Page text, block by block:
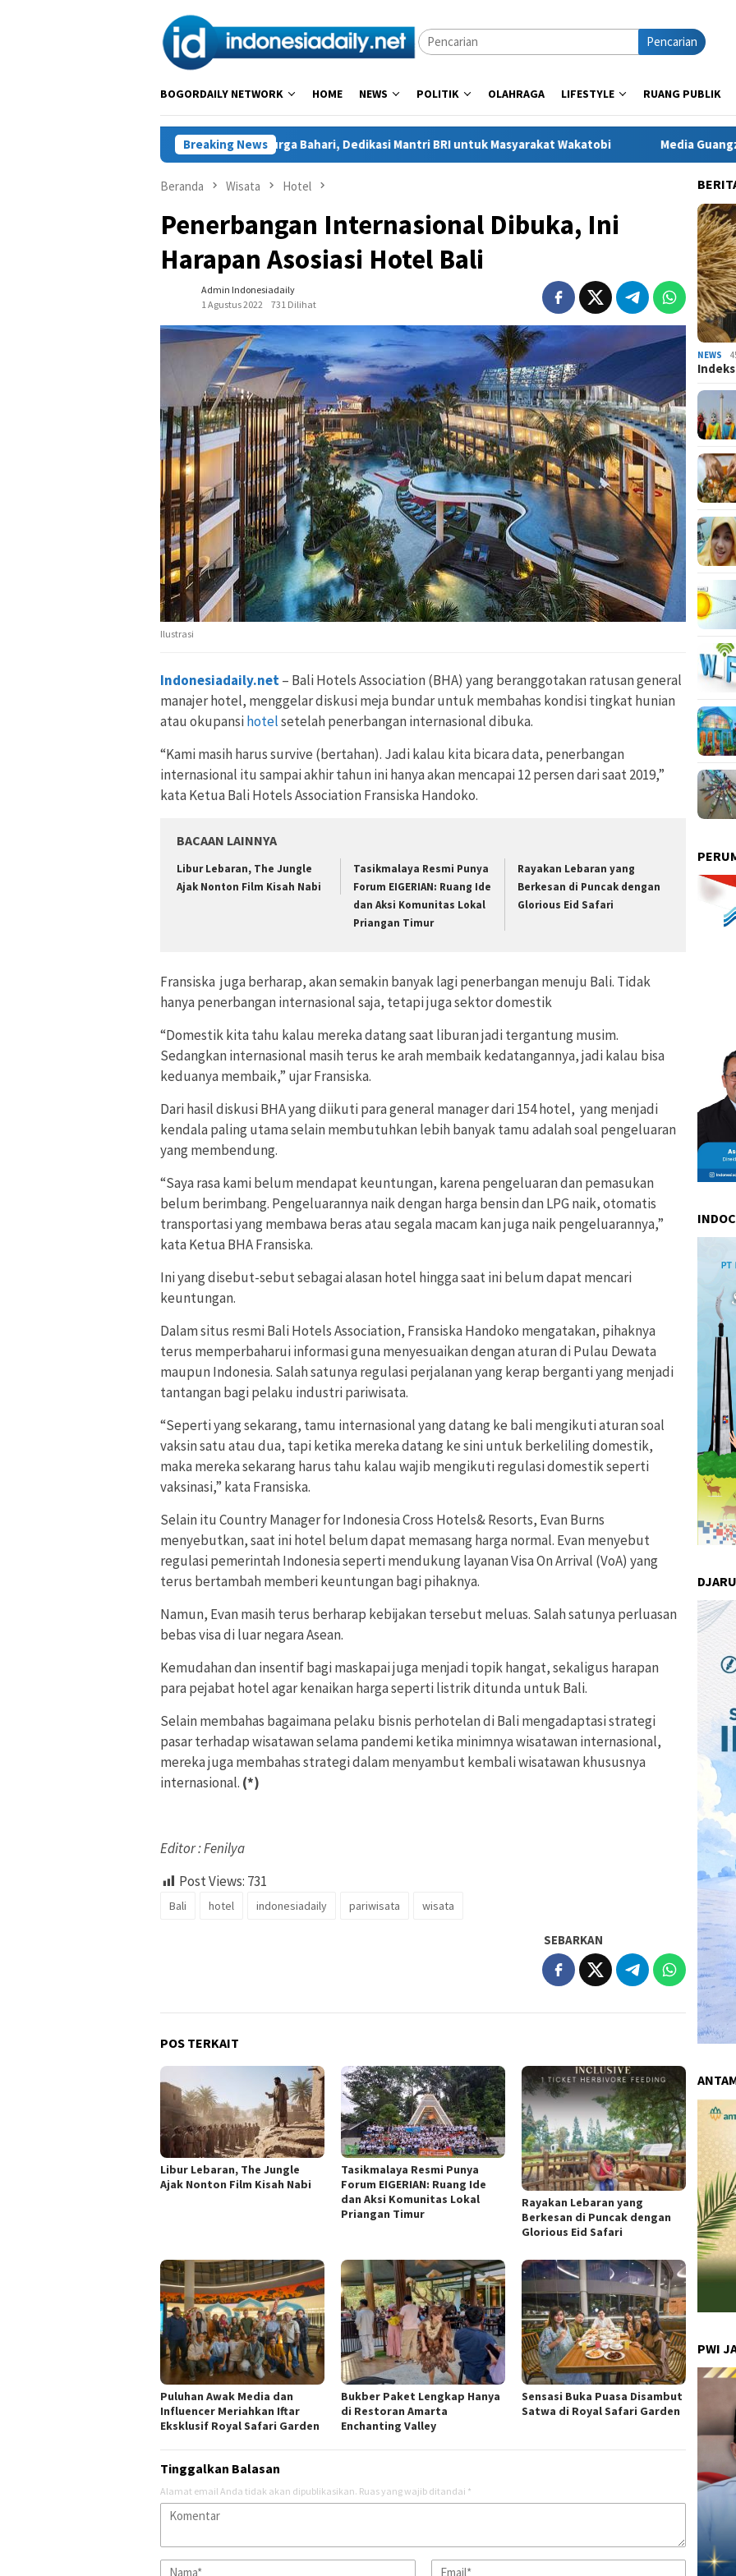
Pencarian
BOGORDAILY NETWORK HOME NEWS POLITIK OLAHRAGA LIFESTYLE RUANG PUBLIK
Breaking News
Menjaga Asa di Surga Bahari, Dedikasi Mantri BRI untuk Masyarakat Wakatobi Media Guangzhou Hadapi
Beranda Wisata Hotel
Penerbangan Internasional Dibuka, Ini
Harapan Asosiasi Hotel Bali
Admin Indonesiadaily
1 Agustus 2022
731 Dilihat
Ilustrasi
Indonesiadaily.net– Bali Hotels Association (BHA) yang beranggotakan ratusan general
manajer hotel, menggelar diskusi meja bundar untuk membahas kondisi tingkat hunian
atau okupansihotelsetelah penerbangan internasional dibuka.
“Kami masih harus survive (bertahan). Jadi kalau kita bicara data, penerbangan
internasional itu sampai akhir tahun ini hanya akan mencapai 12 persen dari saat 2019,”
kata Ketua Bali Hotels Association Fransiska Handoko.
BACAAN LAINNYA
Libur Lebaran, The Jungle
Ajak Nonton Film Kisah Nabi
Tasikmalaya Resmi Punya
Forum EIGERIAN: Ruang Ide
dan Aksi Komunitas Lokal
Priangan Timur
Rayakan Lebaran yang
Berkesan di Puncak dengan
Glorious Eid Safari
Fransiska juga berharap, akan semakin banyak lagi penerbangan menuju Bali. Tidak
hanya penerbangan internasional saja, tetapi juga sektor domestik
“Domestik kita tahu kalau mereka datang saat liburan jadi tergantung musim.
Sedangkan internasional masih terus ke arah membaik kedatangannya, jadi kalau bisa
keduanya membaik,” ujar Fransiska.
Dari hasil diskusi BHA yang diikuti para general manager dari 154 hotel, yang menjadi
kendala paling utama selain membutuhkan lebih banyak tamu adalah soal pengeluaran
yang membendung.
“Saya rasa kami belum mendapat keuntungan, karena pengeluaran dan pemasukan
belum berimbang. Pengeluarannya naik dengan harga bensin dan LPG naik, otomatis
transportasi yang membawa beras atau segala macam kan juga naik pengeluarannya,”
kata Ketua BHA Fransiska.
Ini yang disebut-sebut sebagai alasan hotel hingga saat ini belum dapat mencari
keuntungan.
Dalam situs resmi Bali Hotels Association, Fransiska Handoko mengatakan, pihaknya
terus memperbaharui informasi guna menyesuaikan dengan aturan di Pulau Dewata
maupun Indonesia. Salah satunya regulasi perjalanan yang kerap berganti yang menjadi
tantangan bagi pelaku industri pariwisata.
“Seperti yang sekarang, tamu internasional yang datang ke bali mengikuti aturan soal
vaksin satu atau dua, tapi ketika mereka datang ke sini untuk berkeliling domestik,
maka mereka sekarang harus tahu kalau wajib mengikuti regulasi domestik seperti
vaksinasi,” kata Fransiska.
Selain itu Country Manager for Indonesia Cross Hotels& Resorts, Evan Burns
menyebutkan, saat ini hotel belum dapat memasang harga normal. Evan menyebut
regulasi pemerintah Indonesia seperti mendukung layanan Visa On Arrival (VoA) yang
terus bertambah memberi keuntungan bagi pihaknya.
Namun, Evan masih terus berharap kebijakan tersebut meluas. Salah satunya perluasan
bebas visa di luar negara Asean.
Kemudahan dan insentif bagi maskapai juga menjadi topik hangat, sekaligus harapan
para pejabat hotel agar kenaikan harga seperti listrik ditunda untuk Bali.
Selain membahas bagaimana pelaku bisnis perhotelan di Bali mengadaptasi strategi
pasar terhadap wisatawan selama pandemi ketika minimnya wisatawan internasional,
mereka juga membahas strategi dalam menyambut kembali wisatawan khususnya
internasional. (*)
Editor : Fenilya
Post Views: 731
Bali hotel indonesiadaily pariwisata wisata
SEBARKAN
POS TERKAIT
Libur Lebaran, The Jungle
Ajak Nonton Film Kisah Nabi
Tasikmalaya Resmi Punya
Forum EIGERIAN: Ruang Ide
dan Aksi Komunitas Lokal
Priangan Timur
Rayakan Lebaran yang
Berkesan di Puncak dengan
Glorious Eid Safari
Puluhan Awak Media dan
Influencer Meriahkan Iftar
Eksklusif Royal Safari Garden
Bukber Paket Lengkap Hanya
di Restoran Amarta
Enchanting Valley
Sensasi Buka Puasa Disambut
Satwa di Royal Safari Garden
Tinggalkan Balasan
Alamat email Anda tidak akan dipublikasikan. Ruas yang wajib ditandai *
NEWS
PWI